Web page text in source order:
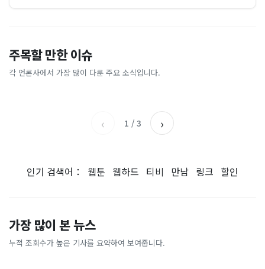
주목할 만한 이슈
각 언론사에서 가장 많이 다룬 주요 소식입니다.
홈플러스, 2000억원으로 '시
간'을 샀다
비즈워치
왜?매일경제
[날씨] 오늘 밤 또 내린다...내
륙 중심 최대 150mm
졌다...국산 53개 중소기업이
‹ 1 / 3 ›
인기 검색어： 웹툰 웹하드 티비 만남 링크 할인
가장 많이 본 뉴스
누적 조회수가 높은 기사를 요약하여 보여줍니다.